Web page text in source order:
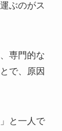
ぶのがス
専門的な
で、原因
と一人で